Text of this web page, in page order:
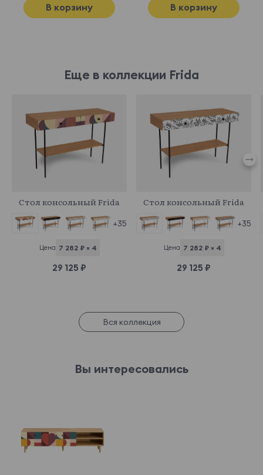
В корзину В корзину
Еще в коллекции Frida
Стол консольный Frida
+35
Цена 7 282 ₽ × 4
29 125 ₽
Стол консольный Frida
+35
Цена 7 282 ₽ × 4
29 125 ₽
Вся коллекция
Вы интересовались